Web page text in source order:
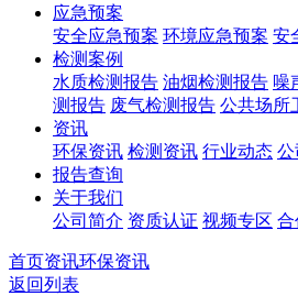
应急预案
安全应急预案 环境应急预案 安
检测案例
水质检测报告 油烟检测报告 噪
测报告 废气检测报告 公共场所
资讯
环保资讯 检测资讯 行业动态 公
报告查询
关于我们
公司简介 资质认证 视频专区 合
首页资讯环保资讯
返回列表